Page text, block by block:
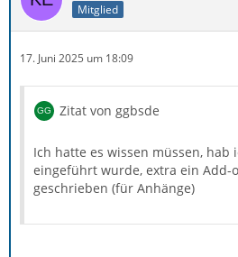
Mitglied
17. Juni 2025 um 18:09
Zitat von ggbsde
Ich hatte es wissen müssen, hab
eingeführt wurde, extra ein Add-
geschrieben (für Anhänge)